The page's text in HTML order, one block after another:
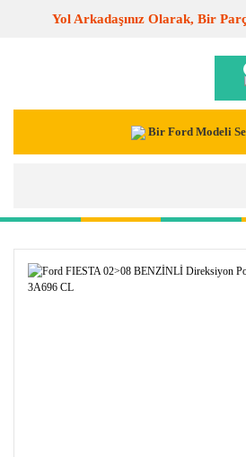
Yol Arkadaşınız Olarak, Bir
Bir Ford Modeli